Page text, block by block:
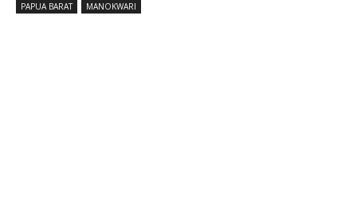
PAPUA BARAT MANOKWARI